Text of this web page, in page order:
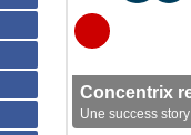
Concentrix
Une success